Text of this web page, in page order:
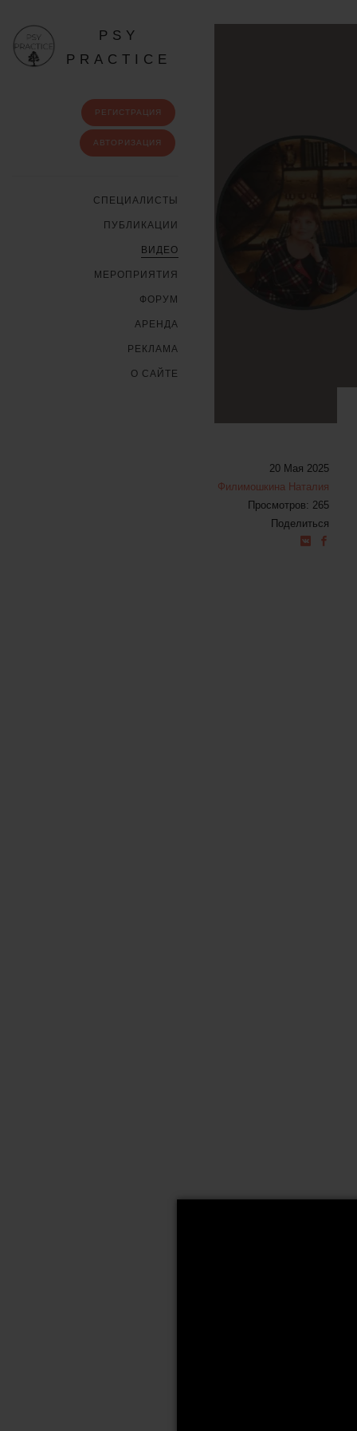
PSY
PRACTICE
РЕГИСТРАЦИЯ
АВТОРИЗАЦИЯ
CПЕЦИАЛИСТЫ
ПУБЛИКАЦИИ
ВИДЕО
МЕРОПРИЯТИЯ
ФОРУМ
АРЕНДА
РЕКЛАМА
О САЙТЕ
20 Мая 2025
Филимошкина Наталия
Просмотров: 265
Поделиться